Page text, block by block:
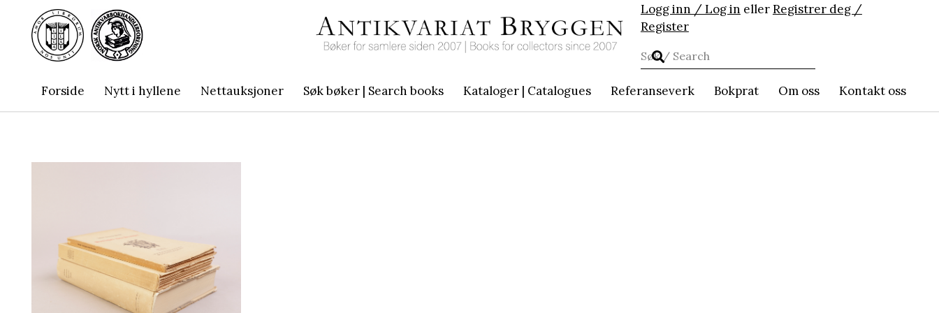
Logg inn / Log in ellerRegistrer deg /
Register
Forside Nytt i hyllene Nettauksjoner Søk bøker | Search books Kataloger | Catalogues Referanseverk Bokprat Om oss Kontakt oss